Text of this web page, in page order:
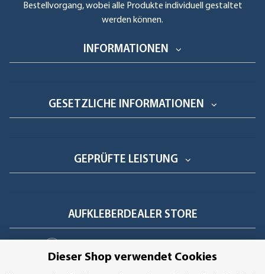
Bestellvorgang, wobei alle Produkte individuell gestaltet
werden können.
INFORMATIONEN
GESETZLICHE INFORMATIONEN
GEPRÜFTE LEISTUNG
AUFKLEBERDEALER STORE
Dieser Shop verwendet Cookies